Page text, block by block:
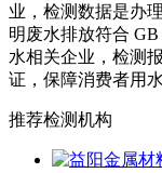
业，检测数据是办
明废水排放符合
水相关企业，检测
证，保障消费者用
推荐检测机构